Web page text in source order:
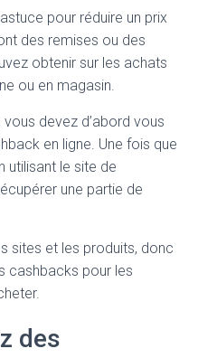
pour réduire un prix
des remises ou des
obtenir sur les achats
ou en magasin.
devez d’abord vous
en ligne. Une fois que
utilisant le site de
une partie de
sites et les produits, donc
cashbacks pour les
des